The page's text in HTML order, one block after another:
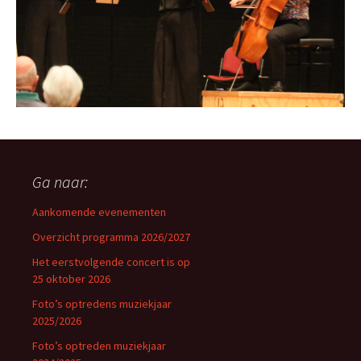
Ga naar:
Aankomende evenementen
Overzicht programma 2026/2027
Het eerstvolgende concert is op
25 oktober 2026
Foto’s optredens muziekjaar
2025/2026
Foto’s optreden muziekjaar